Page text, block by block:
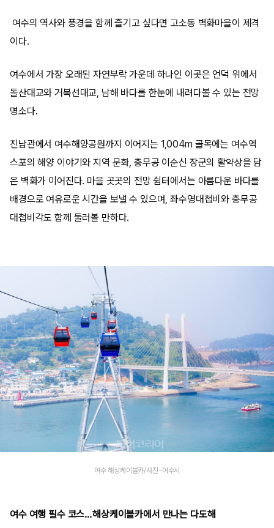
여수의 역사와 풍경을 함께 즐기고 싶다면 고소동 벽화마을이 제격
이다.
여수에서 가장 오래된 자연부락 가운데 하나인 이곳은 언덕 위에서
돌산대교와 거북선대교, 남해 바다를 한눈에 내려다볼 수 있는 전망
명소다.
진남관에서 여수해양공원까지 이어지는 1,004m 골목에는 여수엑
스포의 해양 이야기와 지역 문화, 충무공 이순신 장군의 활약상을 담
은 벽화가 이어진다. 마을 곳곳의 전망 쉼터에서는 아름다운 바다를
배경으로 여유로운 시간을 보낼 수 있으며, 좌수영대첩비와 충무공
대첩비각도 함께 둘러볼 만하다.
여수 해상케이블카/사진-여수시
여수 여행 필수 코스…해상케이블카에서 만나는 다도해